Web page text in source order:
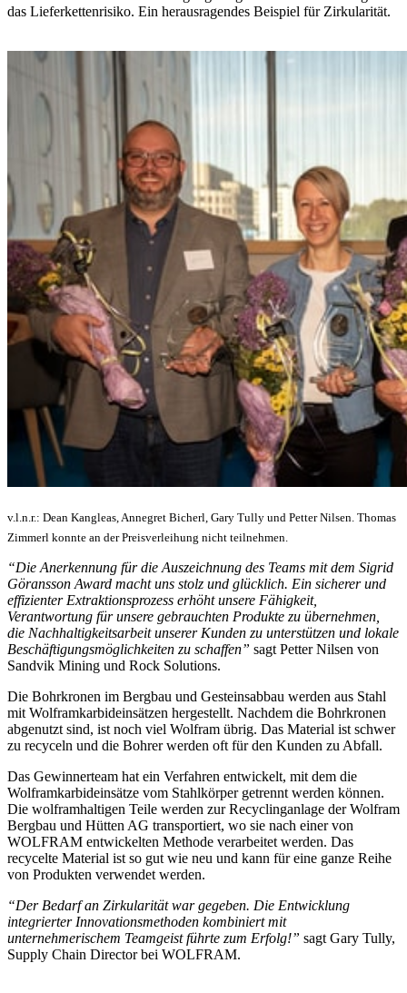
das Lieferkettenrisiko. Ein herausragendes Beispiel für Zirkularität.
v.l.n.r.: Dean Kangleas, Annegret Bicherl, Gary Tully und Petter Nilsen. Thomas
Zimmerl konnte an der Preisverleihung nicht teilnehmen.
“Die Anerkennung für die Auszeichnung des Teams mit dem Sigrid
Göransson Award macht uns stolz und glücklich. Ein sicherer und
effizienter Extraktionsprozess erhöht unsere Fähigkeit,
Verantwortung für unsere gebrauchten Produkte zu übernehmen,
die Nachhaltigkeitsarbeit unserer Kunden zu unterstützen und lokale
Beschäftigungsmöglichkeiten zu schaffen” sagt Petter Nilsen von
Sandvik Mining und Rock Solutions.
Die Bohrkronen im Bergbau und Gesteinsabbau werden aus Stahl
mit Wolframkarbideinsätzen hergestellt. Nachdem die Bohrkronen
abgenutzt sind, ist noch viel Wolfram übrig. Das Material ist schwer
zu recyceln und die Bohrer werden oft für den Kunden zu Abfall.
Das Gewinnerteam hat ein Verfahren entwickelt, mit dem die
Wolframkarbideinsätze vom Stahlkörper getrennt werden können.
Die wolframhaltigen Teile werden zur Recyclinganlage der Wolfram
Bergbau und Hütten AG transportiert, wo sie nach einer von
WOLFRAM entwickelten Methode verarbeitet werden. Das
recycelte Material ist so gut wie neu und kann für eine ganze Reihe
von Produkten verwendet werden.
“Der Bedarf an Zirkularität war gegeben. Die Entwicklung
integrierter Innovationsmethoden kombiniert mit
unternehmerischem Teamgeist führte zum Erfolg!” sagt Gary Tully,
Supply Chain Director bei WOLFRAM.